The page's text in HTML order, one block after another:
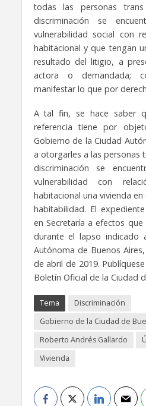
todas las personas
discriminación se
vulnerabilidad social con
habitacional y que tengan
resultado del litigio, a
actora o demandada;
manifestar lo que por
A tal fin, se hace saber
referencia tiene por
Gobierno de la Ciudad
a otorgarles a las personas
discriminación se
vulnerabilidad con
habitacional una vivienda
habitabilidad. El
en Secretaría a efectos
durante el lapso indicado
Autónoma de Buenos
de abril de 2019.
Boletín Oficial de la Ciudad
Tema
Discriminación
Gobierno de la Ciudad de
Roberto Andrés Gallardo
Vivienda